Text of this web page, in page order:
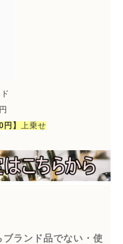
円】 上乗せ
ブランド品でない・使